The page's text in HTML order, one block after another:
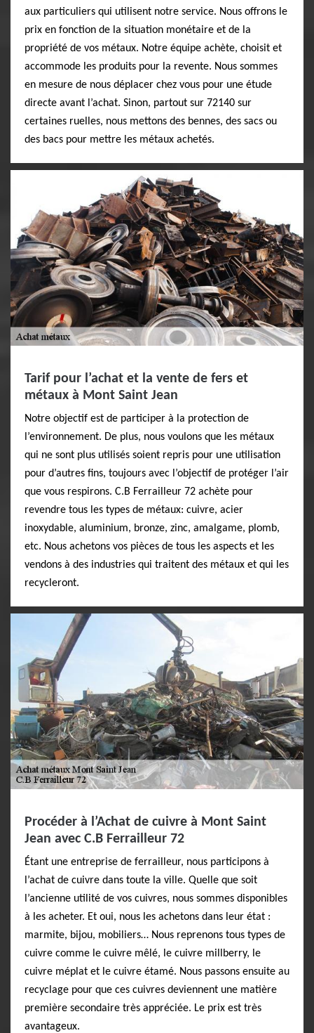
aux particuliers qui utilisent notre service. Nous offrons le
prix en fonction de la situation monétaire et de la
propriété de vos métaux. Notre équipe achète, choisit et
accommode les produits pour la revente. Nous sommes
en mesure de nous déplacer chez vous pour une étude
directe avant l’achat. Sinon, partout sur 72140 sur
certaines ruelles, nous mettons des bennes, des sacs ou
des bacs pour mettre les métaux achetés.
Tarif pour l’achat et la vente de fers et
métaux à Mont Saint Jean
Notre objectif est de participer à la protection de
l’environnement. De plus, nous voulons que les métaux
qui ne sont plus utilisés soient repris pour une utilisation
pour d’autres fins, toujours avec l’objectif de protéger l’air
que vous respirons. C.B Ferrailleur 72 achète pour
revendre tous les types de métaux: cuivre, acier
inoxydable, aluminium, bronze, zinc, amalgame, plomb,
etc. Nous achetons vos pièces de tous les aspects et les
vendons à des industries qui traitent des métaux et qui les
recycleront.
Procéder à l’Achat de cuivre à Mont Saint
Jean avec C.B Ferrailleur 72
Étant une entreprise de ferrailleur, nous participons à
l’achat de cuivre dans toute la ville. Quelle que soit
l’ancienne utilité de vos cuivres, nous sommes disponibles
à les acheter. Et oui, nous les achetons dans leur état :
marmite, bijou, mobiliers… Nous reprenons tous types de
cuivre comme le cuivre mêlé, le cuivre millberry, le
cuivre méplat et le cuivre étamé. Nous passons ensuite au
recyclage pour que ces cuivres deviennent une matière
première secondaire très appréciée. Le prix est très
avantageux.